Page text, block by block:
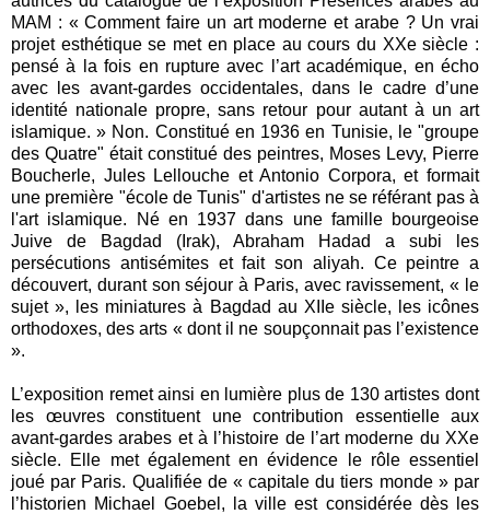
MAM : « Comment faire un art moderne et arabe ? Un vrai
projet esthétique se met en place au cours du XXe siècle :
pensé à la fois en rupture avec l’art académique, en écho
avec les avant-gardes occidentales, dans le cadre d’une
identité nationale propre, sans retour pour autant à un art
islamique. » Non. Constitué en 1936 en Tunisie, le "groupe
des Quatre" était constitué des peintres, Moses Levy, Pierre
Boucherle, Jules Lellouche et Antonio Corpora, et formait
une première "école de Tunis" d'artistes ne se référant pas à
l'art islamique. Né en 1937 dans une famille bourgeoise
Juive de Bagdad (Irak), Abraham Hadad a subi les
persécutions antisémites et fait son aliyah. Ce peintre a
découvert, durant son séjour à Paris, avec ravissement, « le
sujet », les miniatures à Bagdad au XIIe siècle, les icônes
orthodoxes, des arts « dont il ne soupçonnait pas l’existence
».
L’exposition remet ainsi en lumière plus de 130 artistes dont
les œuvres constituent une contribution essentielle aux
avant-gardes arabes et à l’histoire de l’art moderne du XXe
siècle. Elle met également en évidence le rôle essentiel
joué par Paris. Qualifiée de « capitale du tiers monde » par
l’historien Michael Goebel, la ville est considérée dès les